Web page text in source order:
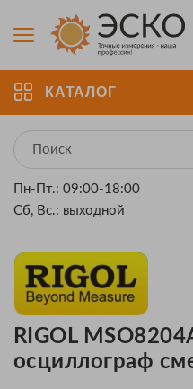
КАТАЛОГ
Пн-Пт.: 09:00-18:00
Сб, Вс.: выходной
RIGOL
осциллограф